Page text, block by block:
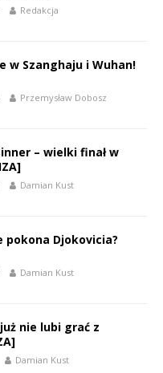
Redakcja
w Szanghaju i Wuhan!
Przemysław Dobosz
– wielki finał w
Damian Kust
pokona Djokovicia?
Damian Kust
nie lubi grać z
Damian Kust